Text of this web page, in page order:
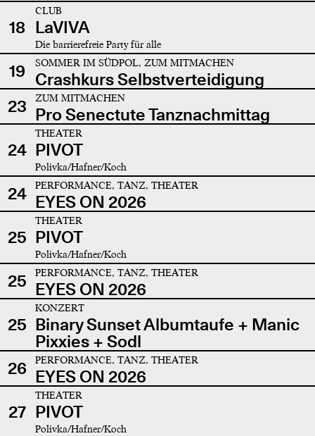
18
CLUB
LaVIVA
Die barrierefreie Party für alle
19 SOMMER IM SÜDPOL, ZUM MITMACHEN
Crashkurs Selbstverteidigung
23
ZUM MITMACHEN
Pro Senectute Tanznachmittag
24
THEATER
PIVOT
Polivka/Hafner/Koch
24 PERFORMANCE, TANZ, THEATER
EYES ON 2026
25
THEATER
PIVOT
Polivka/Hafner/Koch
25 PERFORMANCE, TANZ, THEATER
EYES ON 2026
25
KONZERT
Binary Sunset Albumtaufe + Manic
Pixxies + Sodl
26
PERFORMANCE, TANZ, THEATER
EYES ON 2026
27
THEATER
PIVOT
Polivka/Hafner/Koch